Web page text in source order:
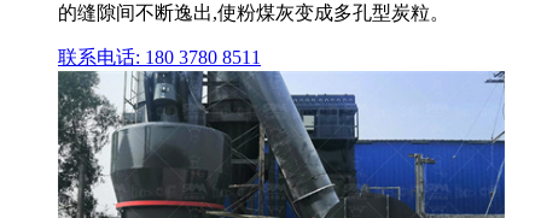
的缝隙间不断逸出,使粉煤灰变成多孔型炭粒。
联系电话: 180 3780 8511